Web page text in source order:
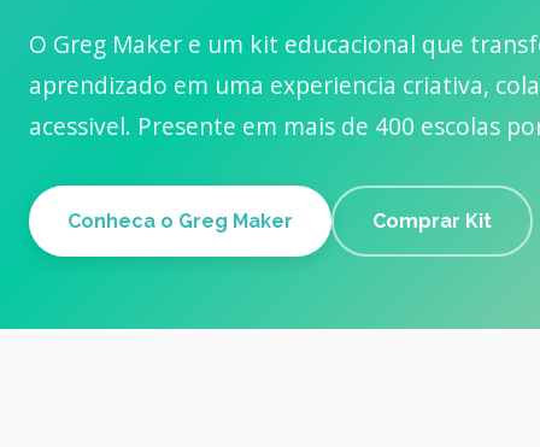
O Greg Maker e um kit educacional que
aprendizado em uma experiencia criativa,
acessivel. Presente em mais de 400 escolas
Conheca o Greg Maker Comprar Kit